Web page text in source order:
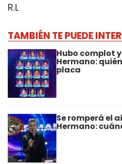
R.L
TAMBIÉN TE PUEDE
Hubo complot
Hermano:
placa
Se romperá el
Hermano: